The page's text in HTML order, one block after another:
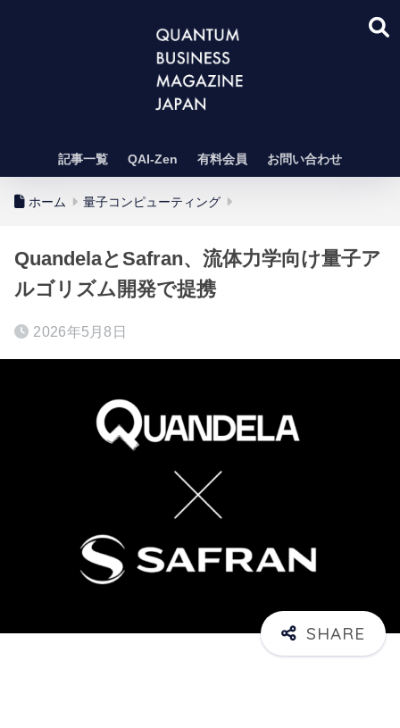
記事一覧 QAI-Zen 有料会員 お問い合わせ
ホーム 量子コンピューティング
QuandelaとSafran、流体力学向け量子ア
ルゴリズム開発で提携
2026年5月8日